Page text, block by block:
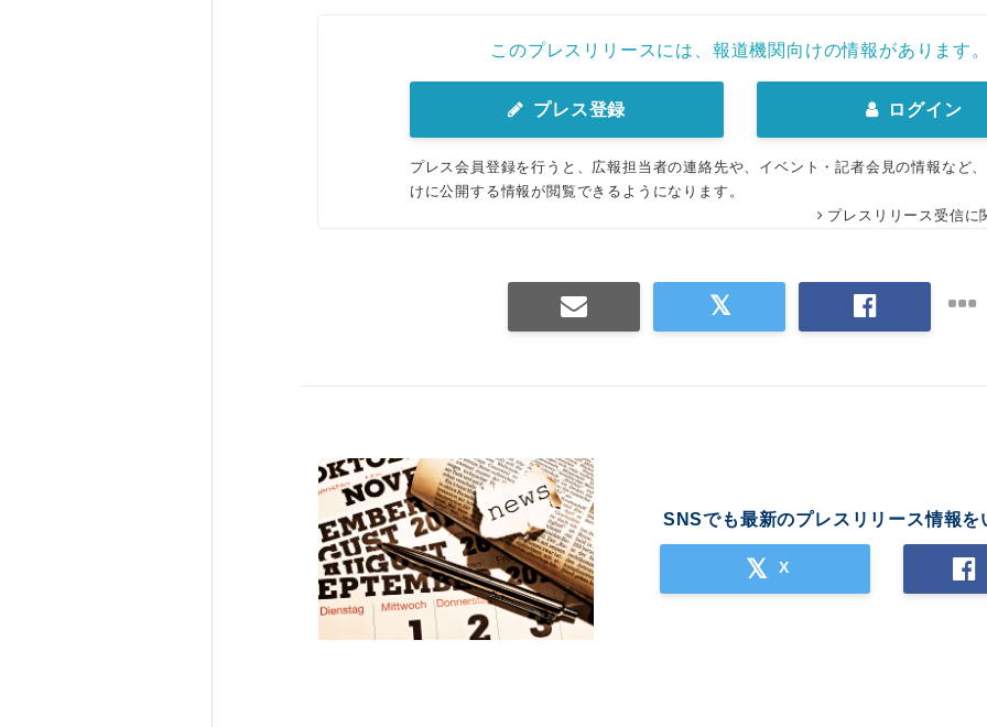
このプレスリリースには、報道機関向けの情報があります。
プレス登録 ログイン
プレス会員登録を行うと、広報担当者の連絡先や、イベント・記者会見の情報など
けに公開する情報が閲覧できるようになります。
プレスリリース受信に
SNSでも最新のプレスリリース情報を
X